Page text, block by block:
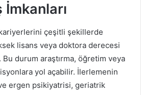
kariyerlerini çeşitli şekillerde
lisans veya doktora derecesi
durum araştırma, öğretim veya
yol açabilir. İlerlemenin
ergen psikiyatrisi, geriatrik